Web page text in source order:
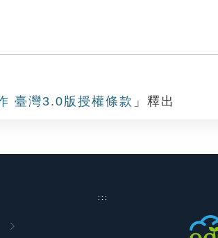
臺灣3.0版授權條款 」釋出
:::